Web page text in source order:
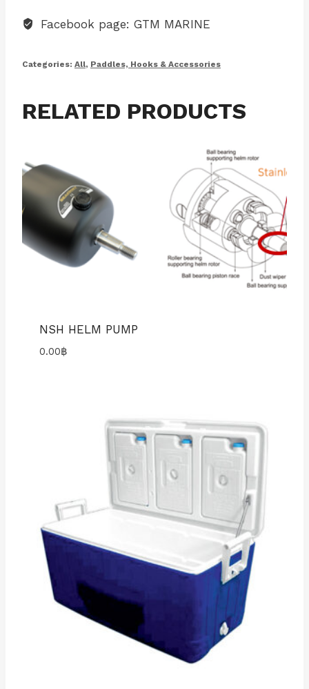
Facebook page: GTM MARINE
Categories: All, Paddles, Hooks & Accessories
RELATED PRODUCTS
NSH HELM PUMP
0.00฿